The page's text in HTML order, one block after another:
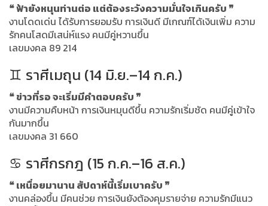
❝ ฟ้ายังหนุนท่านต่อ แต่ต้องระวังความมั่นใจเกินครับ ❞
งานโดดเด่น ได้รับการยอมรับ การเงินดี มีเกณฑ์ได้เงินเพิ่ม ความ
รักคนโสดมีเสน่ห์แรง คนมีคู่หวานขึ้น
เลขมงคล 89 214
♊ ราศีเมถุน (14 มิ.ย.–14 ก.ค.)
❝ ข่าวที่รอ จะเริ่มมีคำตอบครับ ❞
งานมีความคืบหน้า การเงินหมุนดีขึ้น ความรักเริ่มชัด คนมีคู่เข้าใจ
กันมากขึ้น
เลขมงคล 31 660
♋ ราศีกรกฎ (15 ก.ค.–16 ส.ค.)
❝ เหนื่อยมานาน สัปดาห์นี้เริ่มเบาครับ ❞
งานคล่องขึ้น มีคนช่วย การเงินยังต้องคุมรายจ่าย ความรักมีแนว